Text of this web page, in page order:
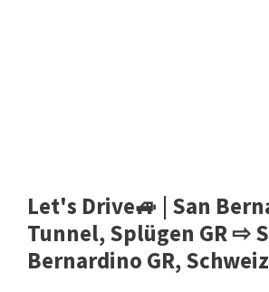
Let's Drive🚙 | San
Tunnel, Splügen GR ⇨
Bernardino GR,